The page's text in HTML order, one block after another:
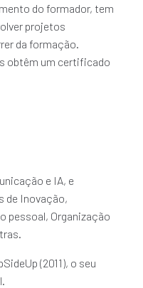
do formador, tem
projetos
da formação.
obtêm um certificado
e IA, e
de Inovação,
pessoal, Organização
(2011), o seu